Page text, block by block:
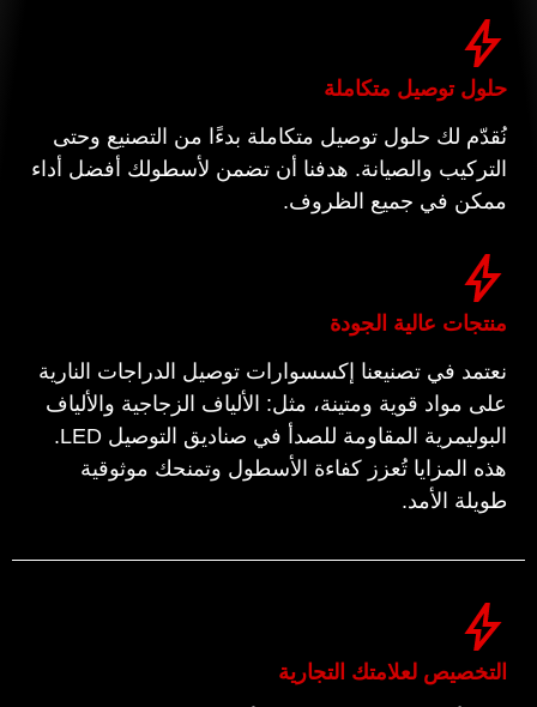
حلول توصيل متكاملة
نُقدّم لك حلول توصيل متكاملة بدءًا من التصنيع وحتى
التركيب والصيانة. هدفنا أن تضمن لأسطولك أفضل أداء
ممكن في جميع الظروف.
منتجات عالية الجودة
نعتمد في تصنيعنا إكسسوارات توصيل الدراجات النارية
على مواد قوية ومتينة، مثل: الألياف الزجاجية والألياف
البوليمرية المقاومة للصدأ في صناديق التوصيل LED.
هذه المزايا تُعزز كفاءة الأسطول وتمنحك موثوقية
طويلة الأمد.
التخصيص لعلامتك التجارية